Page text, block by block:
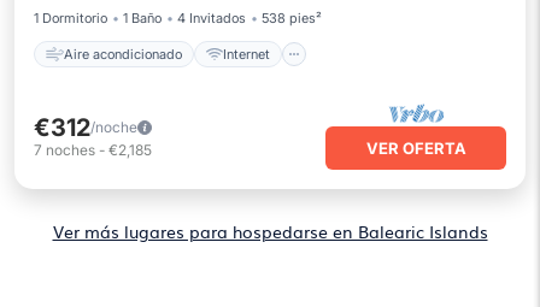
1 Dormitorio
1 Baño 4 Invitados 538 pies²
Aire acondicionado Internet
€312/noche
7 noches - €2,185 VER OFERTA
Ver más lugares para hospedarse en Balearic Islands